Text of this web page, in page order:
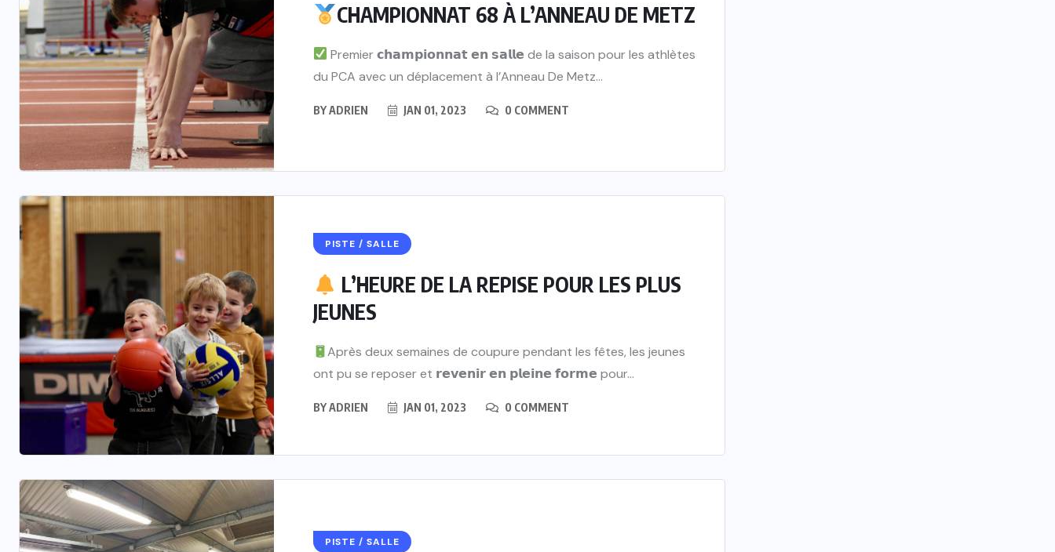
CHAMPIONNAT 68 À L’ANNEAU DE METZ
Premier 𝗰𝗵𝗮𝗺𝗽𝗶𝗼𝗻𝗻𝗮𝘁 𝗲𝗻 𝘀𝗮𝗹𝗹𝗲 de la saison pour les athlètes
du PCA avec un déplacement à l’Anneau De Metz...
BYADRIEN JAN 01, 2023 0 COMMENT
PISTE / SALLE
L’HEURE DE LA REPISE POUR LES PLUS
JEUNES
Après deux semaines de coupure pendant les fêtes, les jeunes
ont pu se reposer et 𝗿𝗲𝘃𝗲𝗻𝗶𝗿 𝗲𝗻 𝗽𝗹𝗲𝗶𝗻𝗲 𝗳𝗼𝗿𝗺𝗲 pour...
BYADRIEN JAN 01, 2023 0 COMMENT
PISTE / SALLE